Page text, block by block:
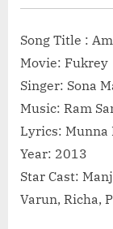
by KK”</span> »</
Song Title :
Movie: Fukrey
Singer: Sona
Music: Ram
Lyrics: Munna
Year: 2013
Star Cast:
Varun, Richa,